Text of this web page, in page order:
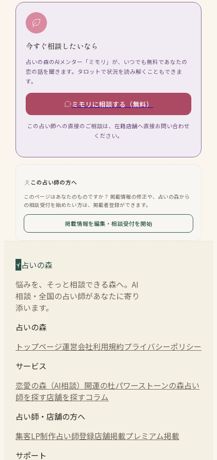
今すぐ相談したいなら
占いの森のAIメンター「ミモリ」が、いつでも無料であなたの
恋の話を聞きます。タロットで状況を読み解くこともできま
す。
ミモリに相談する（無料）
この占い師への直接のご相談は、在籍店舗へ直接お問い合わせ
ください。
この占い師の方へ
このページはあなたのものですか？ 掲載情報の修正や、占いの森から
の相談受付を始めたい方は、掲載者登録ができます。
掲載情報を編集・相談受付を開始
占いの森
悩みを、そっと相談できる森へ。AI
相談・全国の占い師があなたに寄り
添います。
占いの森
トップページ運営会社利用規約プライバシーポリシー
サービス
恋愛の森（AI相談） 開運の杜パワーストーンの森占い
師を探す店舗を探すコラム
占い師・店舗の方へ
集客LP制作占い師登録店舗掲載プレミアム掲載
サポート